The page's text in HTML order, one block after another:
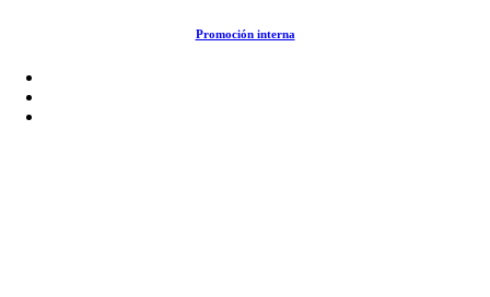
contenido
Promoción interna